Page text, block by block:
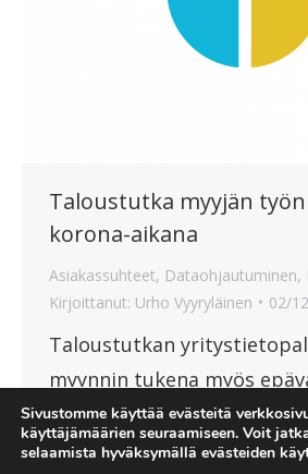
Taloustutka myyjän
korona-aikana
Asiakassuhteet, Dataohjautuminen,
Kirjoittanut: Urho Vyyryläinen 02/
Taloustutkan
myynnin tukena myös
aikoina.
Sivustomme käyttää evästeitä
käyttäjämäärien seuraamiseen. Voit
selaamista hyväksymällä evästeiden